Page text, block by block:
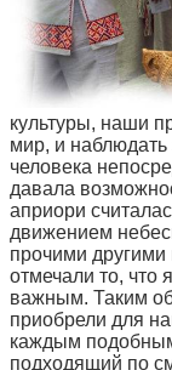
культуры, наши
мир, и
человека
давала
априори
движением
прочими
отмечали то, что
важным. Таким
приобрели для
каждым
подходящий по